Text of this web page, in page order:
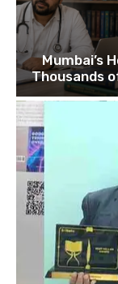
Mumbai’s
Thousands